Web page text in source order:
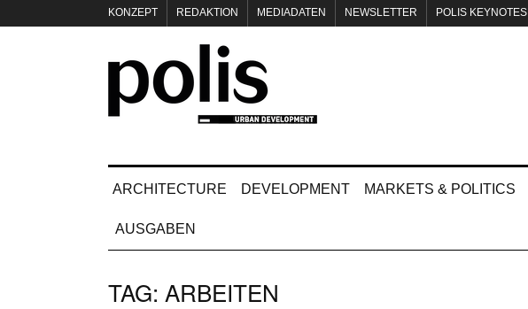
KONZEPT REDAKTION MEDIADATEN NEWSLETTER POLIS KEYNOTES
ARCHITECTURE DEVELOPMENT MARKETS & POLITICS
AUSGABEN
TAG: ARBEITEN